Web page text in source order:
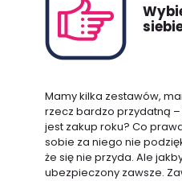
Mamy kilka zestawów,
rzecz bardzo przydatną
jest zakup roku? Co
sobie za niego nie
że się nie przyda. Ale
ubezpieczony zawsze.